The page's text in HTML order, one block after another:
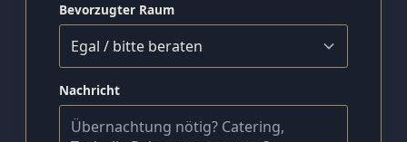
Bevorzugter Raum
Nachricht